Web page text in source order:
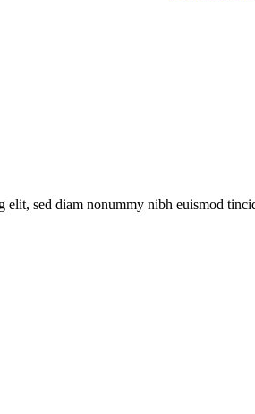
elit, sed diam nonummy nibh euismod